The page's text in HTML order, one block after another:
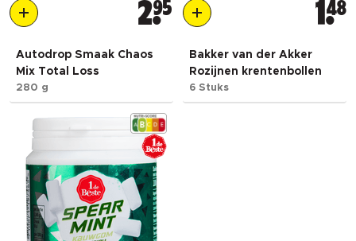
295
Autodrop Smaak Chaos
Mix Total Loss
280 g
1 48
Bakker van der Akker
Rozijnen krentenbollen
6 Stuks